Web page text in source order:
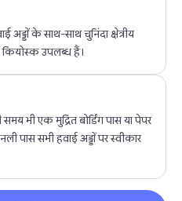
के साथ-साथ चुनिंदा क्षेत्रीय
कियोस्क उपलब्ध हैं।
भी एक मुद्रित बोर्डिंग पास या पेपर
पास सभी हवाई अड्डों पर स्वीकार